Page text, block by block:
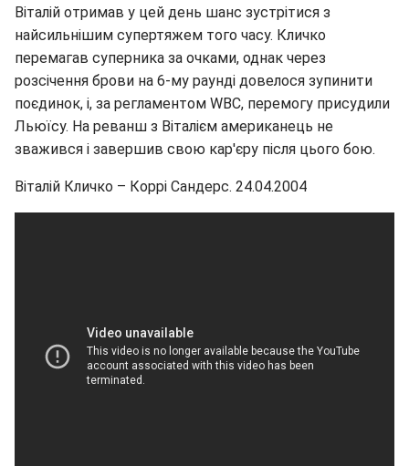
Віталій отримав у цей день шанс зустрітися з
найсильнішим супертяжем того часу. Кличко
перемагав суперника за очками, однак через
розсічення брови на 6-му раунді довелося зупинити
поєдинок, і, за регламентом WBC, перемогу присудили
Льюїсу. На реванш з Віталієм американець не
зважився і завершив свою кар'єру після цього бою.
Віталій Кличко – Коррі Сандерс. 24.04.2004